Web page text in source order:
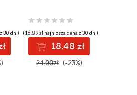
30 dni) (16,89 zł najniższa cena z 30 dni)
18.48 zł
24.00zł (-23%)